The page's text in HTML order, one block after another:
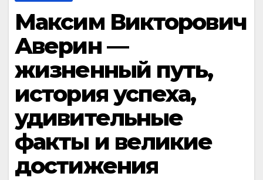
Максим Викторович
Аверин —
жизненный путь,
история успеха,
удивительные
факты и великие
достижения